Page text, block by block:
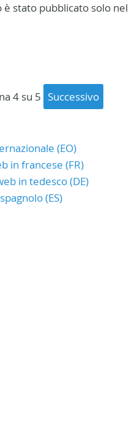
stato pubblicato solo nel
4 su 5 successivo
(EO)
in francese (FR)
in tedesco (DE)
(ES)